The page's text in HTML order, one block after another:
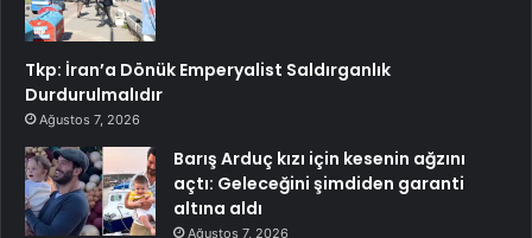
Tkp: İran’a Dönük Emperyalist Saldırganlık
Durdurulmalıdır
Ağustos 7, 2026
Barış Arduç kızı için kesenin ağzını
açtı: Geleceğini şimdiden garanti
altına aldı
Ağustos 7, 2026